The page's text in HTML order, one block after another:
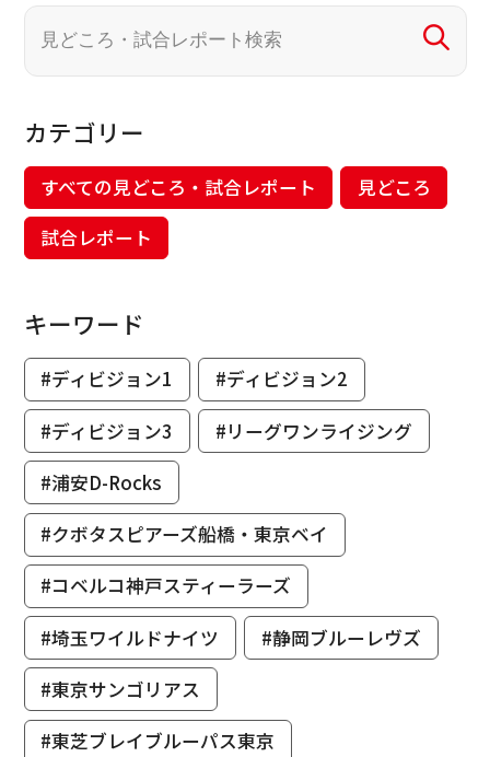
カテゴリー
すべての見どころ・試合レポート
見どころ
試合レポート
キーワード
#ディビジョン1
#ディビジョン2
#ディビジョン3
#リーグワンライジング
#浦安D-Rocks
#クボタスピアーズ船橋・東京ベイ
#コベルコ神戸スティーラーズ
#埼玉ワイルドナイツ
#静岡ブルーレヴズ
#東京サンゴリアス
#東芝ブレイブルーパス東京